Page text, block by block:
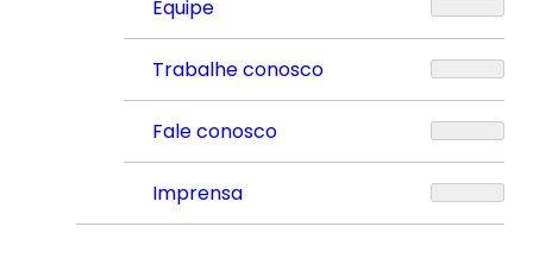
Equipe
Trabalhe conosco
Fale conosco
Imprensa